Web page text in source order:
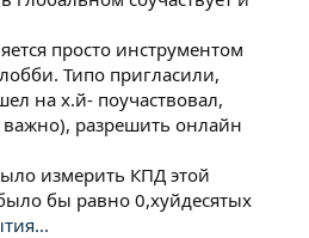
просто инструментом
Типо пригласили,
на х.й- поучаствовал,
разрешить онлайн
измерить КПД этой
бы равно 0,хyйдесятых